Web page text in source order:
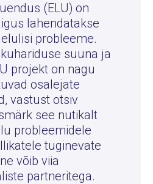
(ELU) on
lahendatakse
probleeme.
suuna ja
projekt on nagu
osalejate
vastust otsiv
see nutikalt
probleemidele
tuginevate
võib viia
partneritega.